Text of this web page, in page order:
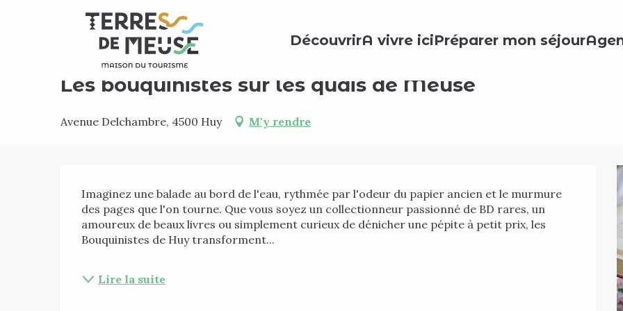
DécouvrirA vivre iciPréparer mon séjour
Accueil Agenda Les bouquinistes sur les quais de Meuse
Dimanche 6 septembre de 09:00 à 18:00
Les bouquinistes sur les quais de Meuse
Avenue Delchambre, 4500 Huy M'y rendre
Description
Imaginez une balade au bord de l'eau, rythmée par l'odeur du papier ancien et le murmure
des pages que l'on tourne. Que vous soyez un collectionneur passionné de BD rares, un
amoureux de beaux livres ou simplement curieux de dénicher une pépite à petit prix, les
Bouquinistes de Huy transforment...
Lire la suite